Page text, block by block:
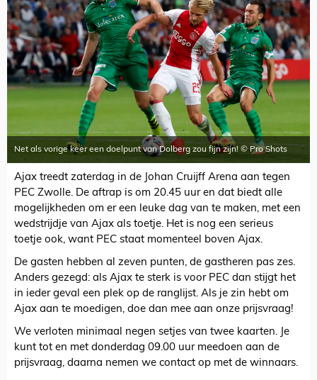
Net als vorige keer een doelpunt van Dolberg zou fijn zijn! © Pro Shots
Ajax treedt zaterdag in de Johan Cruijff Arena aan tegen
PEC Zwolle. De aftrap is om 20.45 uur en dat biedt alle
mogelijkheden om er een leuke dag van te maken, met een
wedstrijdje van Ajax als toetje. Het is nog een serieus
toetje ook, want PEC staat momenteel boven Ajax.
De gasten hebben al zeven punten, de gastheren pas zes.
Anders gezegd: als Ajax te sterk is voor PEC dan stijgt het
in ieder geval een plek op de ranglijst. Als je zin hebt om
Ajax aan te moedigen, doe dan mee aan onze prijsvraag!
We verloten minimaal negen setjes van twee kaarten. Je
kunt tot en met donderdag 09.00 uur meedoen aan de
prijsvraag, daarna nemen we contact op met de winnaars.